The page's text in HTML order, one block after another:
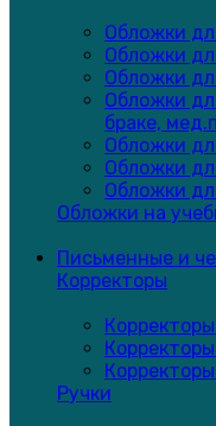
Обложки
Обложки
Обложки
Обложки
браке,
Обложки
Обложки
Обложки
Обложки на
Письменные и
Корректоры
Ручки